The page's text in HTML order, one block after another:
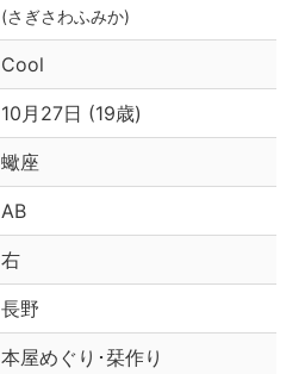
(さぎさわふみか)
Cool
10月27日 (19歳)
蠍座
AB
右
長野
本屋めぐり･栞作り